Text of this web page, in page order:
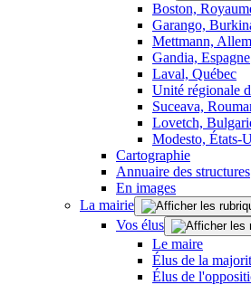
Boston,
Garango,
Mettmann,
Gandia, Espagne
Laval, Québec
Unité régionale
Suceava,
Lovetch,
Modesto, États-
Cartographie
Annuaire des structures
En images
La mairie
Vos élus
Le maire
Élus de la
Élus de